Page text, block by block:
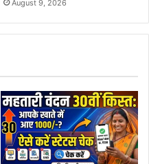
August 9, 2026